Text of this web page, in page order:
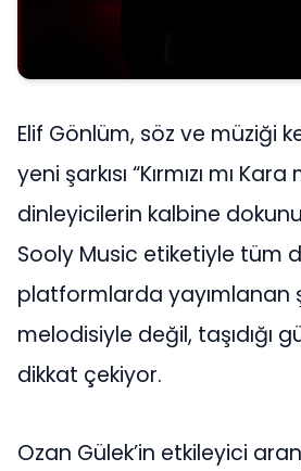
Elif Gönlüm, söz ve müziği
yeni şarkısı “Kırmızı mı Kara
dinleyicilerin kalbine
Sooly Music etiketiyle tüm
platformlarda yayımlanan
melodisiyle değil, taşıdığı
dikkat çekiyor.
Ozan Gülek’in etkileyici